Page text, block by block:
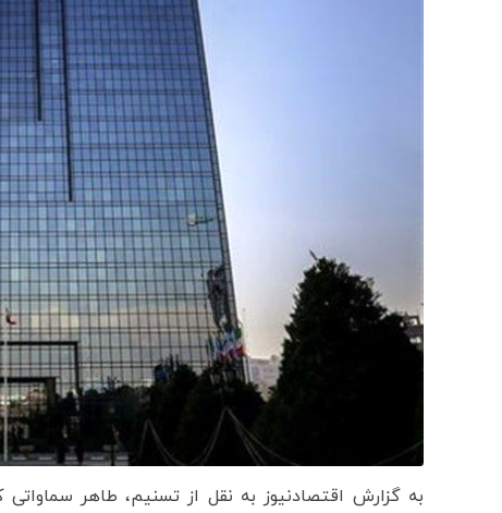
به گزارش اقتصادنیوز به نقل از تسنیم، طاهر